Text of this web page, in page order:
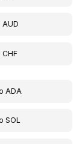
AUD
CHF
ADA
SOL